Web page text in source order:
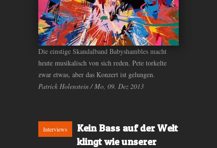
Die einstige Skandalband Babyshambles macht
heute musikalisch von sich reden. Pete torkelte
zwar etwas, aber das Konzert ist gelungen.
Patrick Holenstein / Mo, 09. Dez 2013
Interviews
Kein Bass auf der Welt
klingt wie unserer